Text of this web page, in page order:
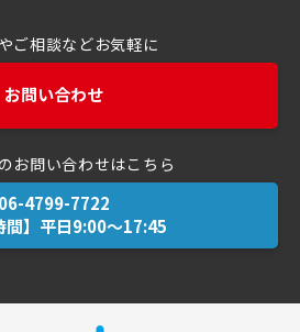
ご相談などお気軽に
お問い合わせ
お問い合わせはこちら
間】平日9:00～17:45